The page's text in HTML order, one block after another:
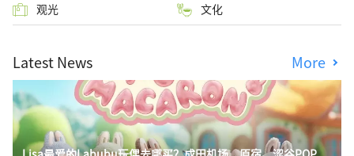
观光 文化
Latest News More